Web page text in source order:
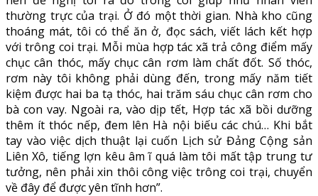
thường trực của trại. Ở đó một thời gian. Nhà kho cũng
thoáng mát, tôi có thể ăn ở, đọc sách, viết lách kết hợp
với trông coi trại. Mỗi mùa hợp tác xã trả công điểm mấy
chục cân thóc, mấy chục cân rơm làm chất đốt. Số thóc,
rơm này tôi không phải dùng đến, trong mấy năm tiết
kiệm được hai ba tạ thóc, hai trăm sáu chục cân rơm cho
bà con vay. Ngoài ra, vào dịp tết, Hợp tác xã bồi dưỡng
thêm ít thóc nếp, đem lên Hà nội biếu các chú… Khi bắt
tay vào việc dịch thuật lại cuốn Lịch sử Đảng Cộng sản
Liên Xô, tiếng lợn kêu âm ĩ quá làm tôi mất tập trung tư
tưởng, nên phải xin thôi công việc trông coi trại, chuyển
về đây để được yên tĩnh hơn”.